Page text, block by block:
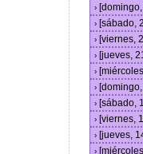
›
› [sábado,
› [viernes,
› [jueves,
›
›
› [sábado,
› [viernes,
› [jueves,
›